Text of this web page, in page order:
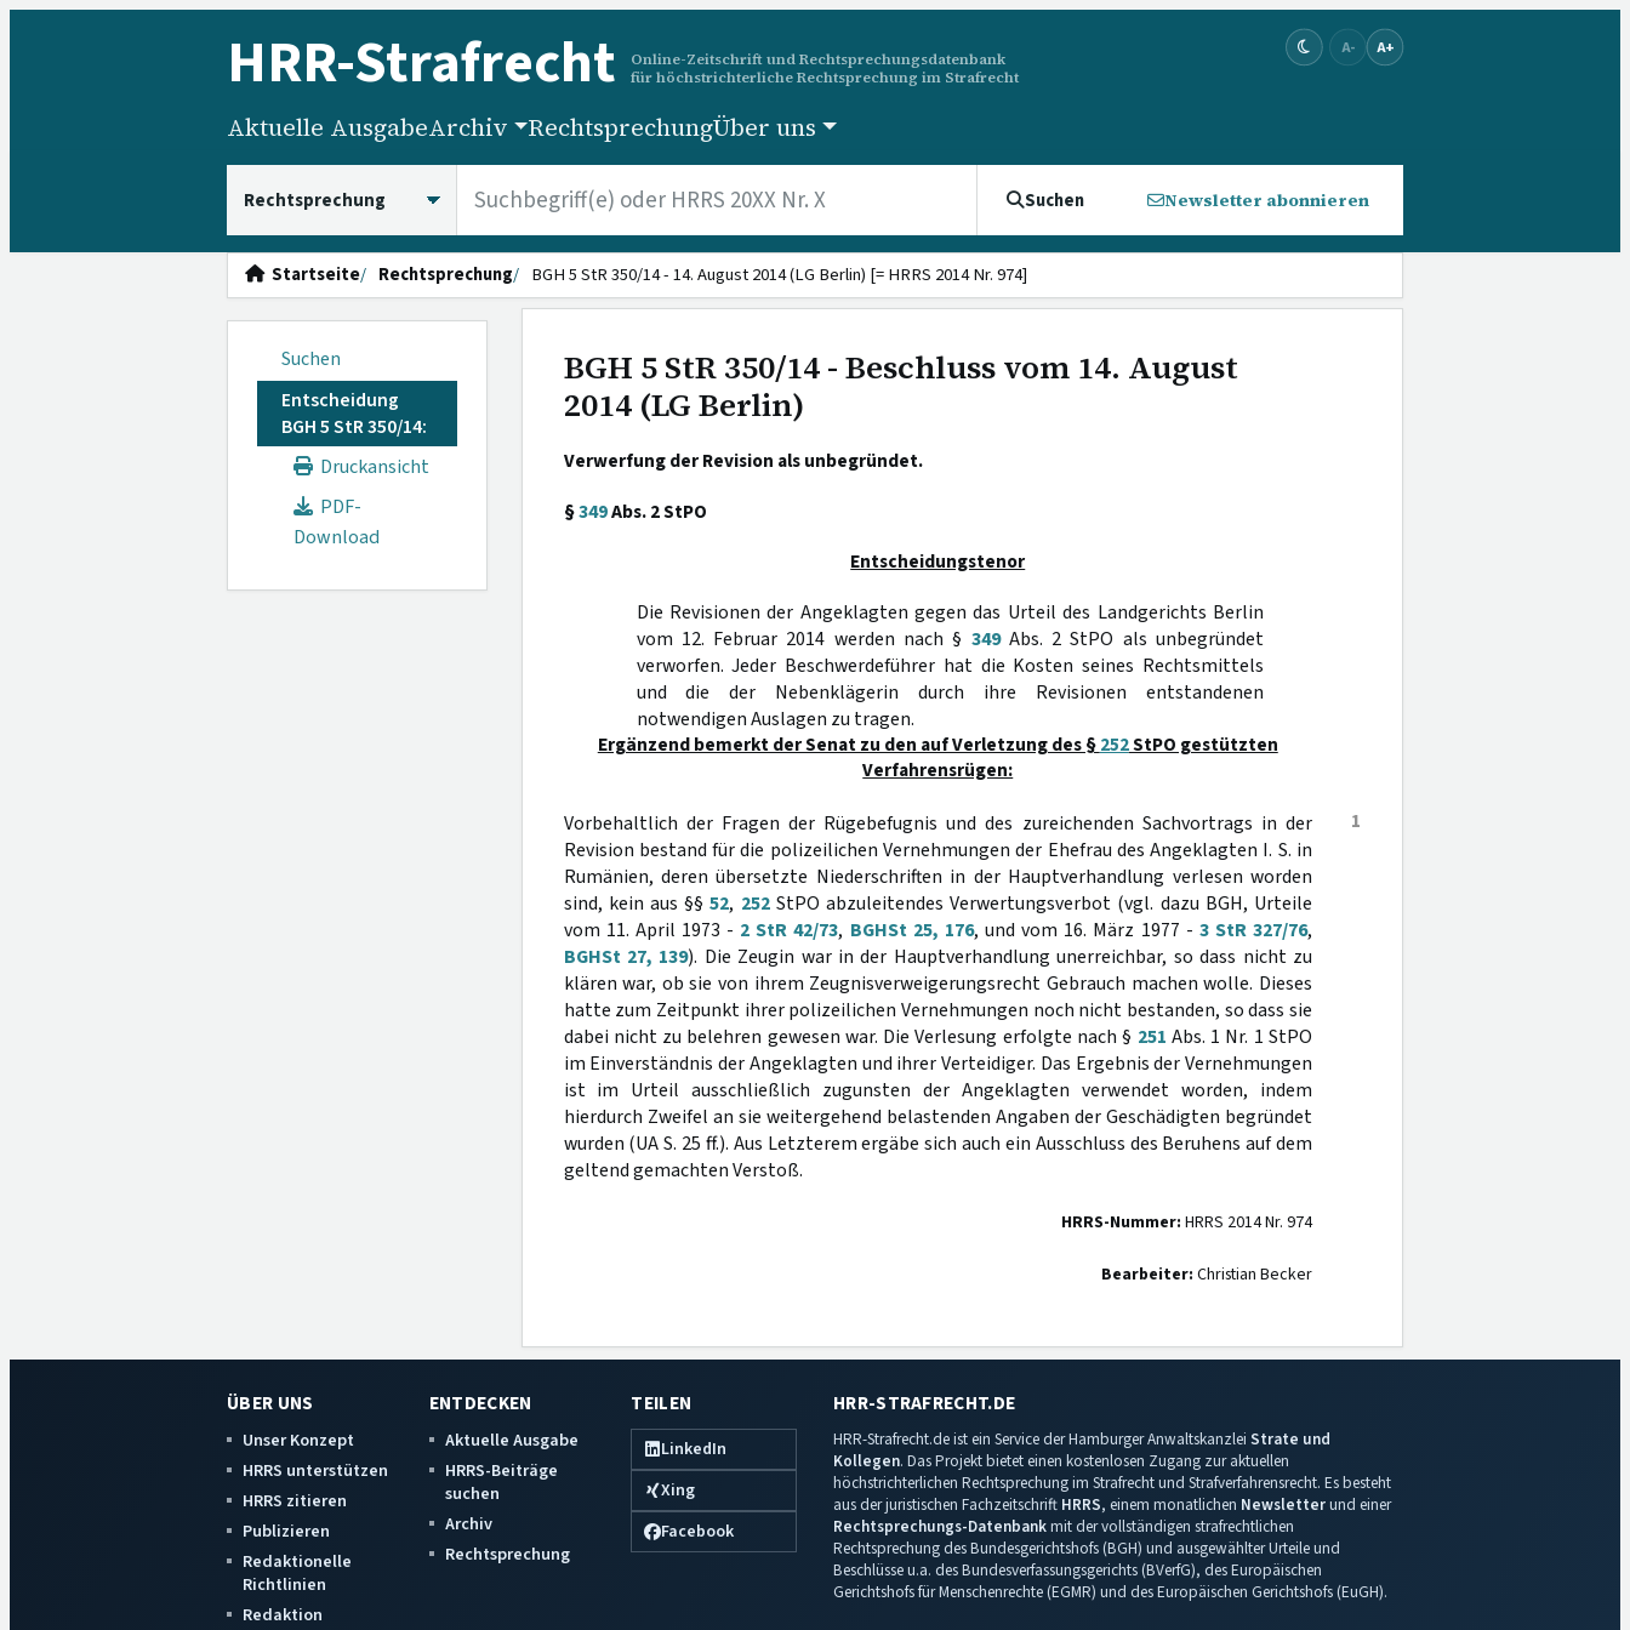
HRR-Strafrecht
Online-Zeitschrift und Rechtsprechungsdatenbank
für höchstrichterliche Rechtsprechung im Strafrecht
A- A+
Aktuelle AusgabeArchiv RechtsprechungÜber uns
Suchen Newsletter abonnieren
Startseite Rechtsprechung BGH 5 StR 350/14 - 14. August 2014 (LG Berlin) [= HRRS 2014 Nr. 974]
Suchen
Entscheidung
BGH 5 StR 350/14:
Druckansicht
PDF-
Download
BGH 5 StR 350/14 - Beschluss vom 14. August
2014 (LG Berlin)
Verwerfung der Revision als unbegründet.
§349Abs. 2 StPO
Entscheidungstenor
Die Revisionen der Angeklagten gegen das Urteil des Landgerichts Berlin
vom 12. Februar 2014 werden nach § 349Abs. 2 StPO als unbegründet
verworfen. Jeder Beschwerdeführer hat die Kosten seines Rechtsmittels
und die der Nebenklägerin durch ihre Revisionen entstandenen
notwendigen Auslagen zu tragen.
Ergänzend bemerkt der Senat zu den auf Verletzung des §252StPO gestützten
Verfahrensrügen:
1
Vorbehaltlich der Fragen der Rügebefugnis und des zureichenden Sachvortrags in der
Revision bestand für die polizeilichen Vernehmungen der Ehefrau des Angeklagten I. S. in
Rumänien, deren übersetzte Niederschriften in der Hauptverhandlung verlesen worden
sind, kein aus §§52, 252StPO abzuleitendes Verwertungsverbot (vgl. dazu BGH, Urteile
vom 11. April 1973 - 2 StR 42/73, BGHSt 25, 176, und vom 16. März 1977 - 3 StR 327/76,
BGHSt 27, 139). Die Zeugin war in der Hauptverhandlung unerreichbar, so dass nicht zu
klären war, ob sie von ihrem Zeugnisverweigerungsrecht Gebrauch machen wolle. Dieses
hatte zum Zeitpunkt ihrer polizeilichen Vernehmungen noch nicht bestanden, so dass sie
dabei nicht zu belehren gewesen war. Die Verlesung erfolgte nach § 251 Abs. 1 Nr. 1 StPO
im Einverständnis der Angeklagten und ihrer Verteidiger. Das Ergebnis der Vernehmungen
ist im Urteil ausschließlich zugunsten der Angeklagten verwendet worden, indem
hierdurch Zweifel an sie weitergehend belastenden Angaben der Geschädigten begründet
wurden (UA S. 25 ff.). Aus Letzterem ergäbe sich auch ein Ausschluss des Beruhens auf dem
geltend gemachten Verstoß.
HRRS-Nummer: HRRS 2014 Nr. 974
Bearbeiter: Christian Becker
ÜBER UNS
Unser Konzept
HRRS unterstützen
HRRS zitieren
Publizieren
Redaktionelle
Richtlinien
Redaktion
ENTDECKEN
Aktuelle Ausgabe
HRRS-Beiträge
suchen
Archiv
Rechtsprechung
TEILEN
LinkedIn
Xing
Facebook
HRR-STRAFRECHT.DE
HRR-Strafrecht.de ist ein Service der Hamburger Anwaltskanzlei Strate und
Kollegen. Das Projekt bietet einen kostenlosen Zugang zur aktuellen
höchstrichterlichen Rechtsprechung im Strafrecht und Strafverfahrensrecht. Es besteht
aus der juristischen Fachzeitschrift HRRS, einem monatlichen Newsletterund einer
Rechtsprechungs-Datenbankmit der vollständigen strafrechtlichen
Rechtsprechung des Bundesgerichtshofs (BGH) und ausgewählter Urteile und
Beschlüsse u.a. des Bundesverfassungsgerichts (BVerfG), des Europäischen
Gerichtshofs für Menschenrechte (EGMR) und des Europäischen Gerichtshofs (EuGH).